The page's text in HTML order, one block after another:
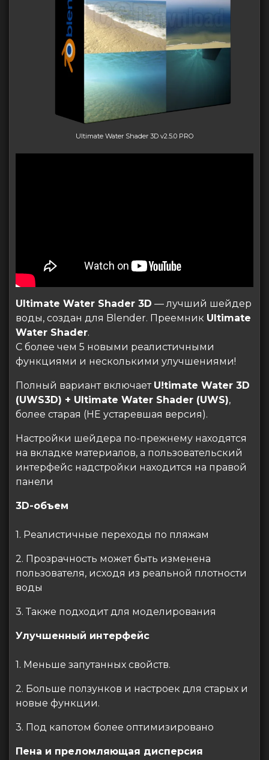
Ultimate Water Shader 3D v2.5.0 PRO
Ultimate Water Shader 3D — лучший шейдер
воды, создан для Blender. Преемник Ultimate
Water Shader.
С более чем 5 новыми реалистичными
функциями и несколькими улучшениями!
Полный вариант включает U!timate Water 3D
(UWS3D) + Ultimate Water Shader (UWS),
более старая (НЕ устаревшая версия).
Настройки шейдера по-прежнему находятся
на вкладке материалов, а пользовательский
интерфейс надстройки находится на правой
панели
3D-объем
1. Реалистичные переходы по пляжам
2. Прозрачность может быть изменена
пользователя, исходя из реальной плотности
воды
3. Также подходит для моделирования
Улучшенный интерфейс
1. Меньше запутанных свойств.
2. Больше ползунков и настроек для старых и
новые функции.
3. Под капотом более оптимизировано
Пена и преломляющая дисперсия